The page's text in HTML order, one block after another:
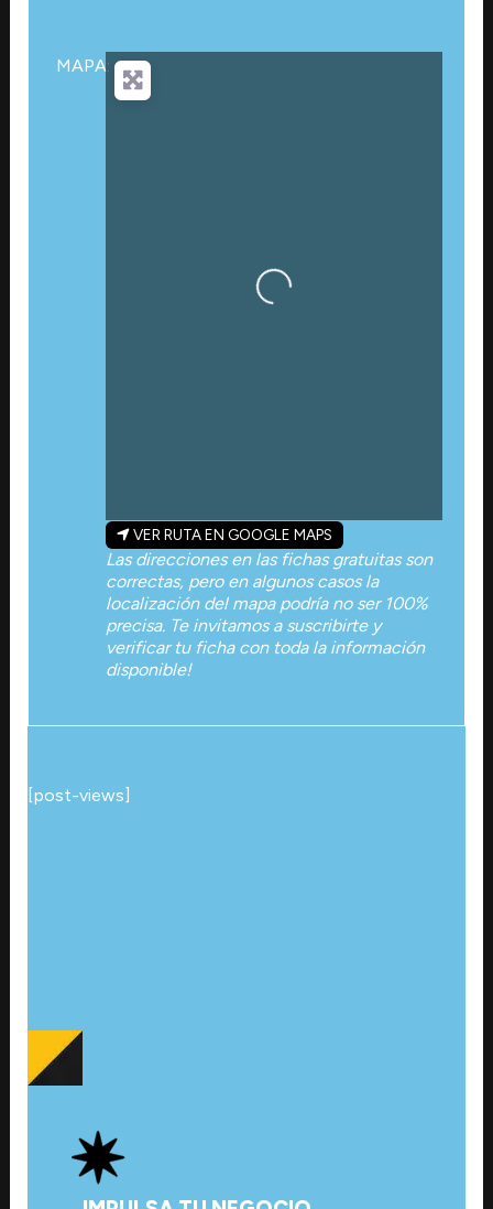
MAPA:
Cargando…
VER RUTA EN GOOGLE MAPS
Las direcciones en las fichas gratuitas son
correctas, pero en algunos casos la
localización del mapa podría no ser 100%
precisa. Te invitamos a suscribirte y
verificar tu ficha con toda la información
disponible!
[post-views]